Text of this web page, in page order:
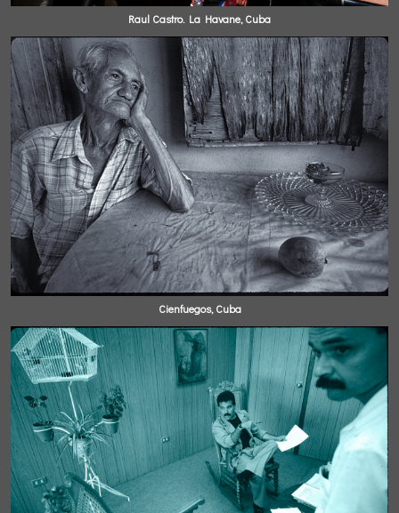
Raul Castro. La Havane, Cuba
Cienfuegos, Cuba